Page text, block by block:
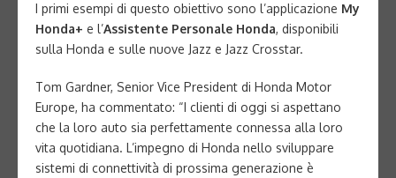
I primi esempi di questo obiettivo sono l’applicazione My
Honda+ e l’Assistente Personale Honda, disponibili
sulla Honda e sulle nuove Jazz e Jazz Crosstar.
Tom Gardner, Senior Vice President di Honda Motor
Europe, ha commentato: “I clienti di oggi si aspettano
che la loro auto sia perfettamente connessa alla loro
vita quotidiana. L’impegno di Honda nello sviluppare
sistemi di connettività di prossima generazione è